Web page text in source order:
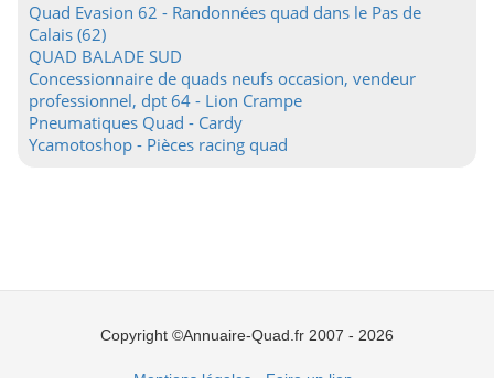
Quad Evasion 62 - Randonnées quad dans le Pas de
Calais (62)
QUAD BALADE SUD
Concessionnaire de quads neufs occasion, vendeur
professionnel, dpt 64 - Lion Crampe
Pneumatiques Quad - Cardy
Ycamotoshop - Pièces racing quad
Copyright ©Annuaire-Quad.fr 2007 - 2026